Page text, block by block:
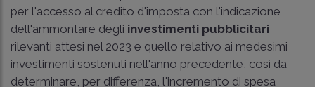
per l'accesso al credito d'imposta con l'indicazione
dell'ammontare degli investimenti pubblicitari
rilevanti attesi nel 2023 e quello relativo ai medesimi
investimenti sostenuti nell'anno precedente, così da
determinare, per differenza, l'incremento di spesa